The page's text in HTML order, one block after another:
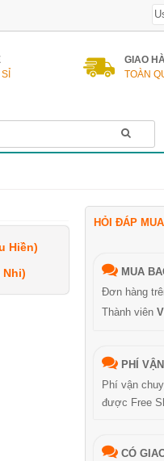
SỈ
GIAO
TOÀN
Hiền)
Nhi)
HỎI ĐÁP
MUA
Đơn hàng
Thành viên
PHÍ
Phí vận
được Free
CÓ